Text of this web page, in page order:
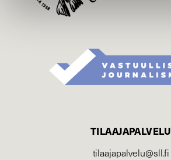
TILAAJAPALVELU
tilaajapalvelu@sll.fi